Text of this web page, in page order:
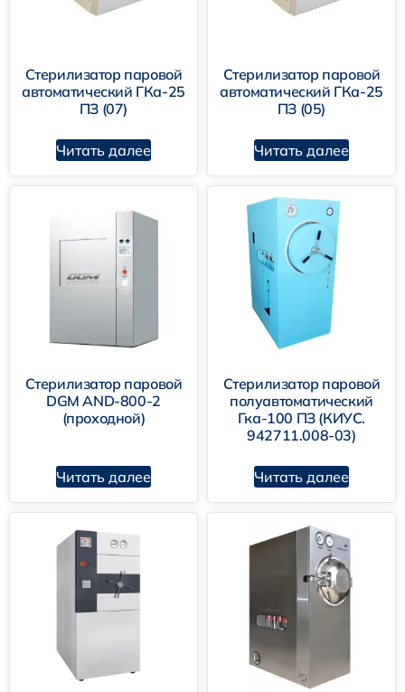
Стерилизатор паровой
автоматический ГКа-25
ПЗ (07)
Читать далее
Стерилизатор паровой
автоматический ГКа-25
ПЗ (05)
Читать далее
Стерилизатор паровой
DGM AND-800-2
(проходной)
Читать далее
Стерилизатор паровой
полуавтоматический
Гка-100 ПЗ (КИУС.
942711.008-03)
Читать далее